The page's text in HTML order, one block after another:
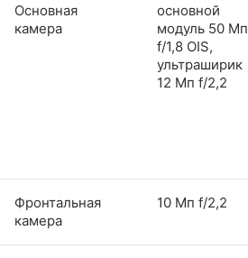
Основная
камера
основной
модуль 50 Мп
f/1,8 OIS,
ультраширик
12 Мп f/2,2
Фронтальная
камера
10 Мп f/2,2